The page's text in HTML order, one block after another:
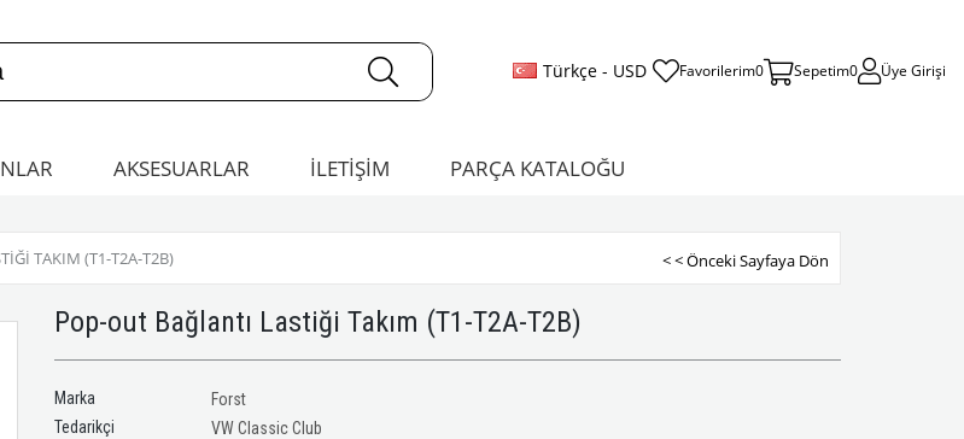
Türkçe - USD Favorilerim0 Sepetim0 Üye Girişi
AKSESUARLAR İLETİŞİM PARÇA KATALOĞU
TAKIM (T1-T2A-T2B) < < Önceki Sayfaya Dön
Pop-out Bağlantı Lastiği Takım (T1-T2A-T2B)
Marka
Forst
Tedarikçi
VW Classic Club